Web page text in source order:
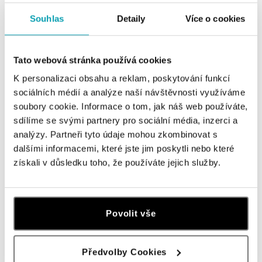
Souhlas Detaily Více o cookies
Tato webová stránka používá cookies
K personalizaci obsahu a reklam, poskytování funkcí
sociálních médií a analýze naší návštěvnosti využíváme
soubory cookie. Informace o tom, jak náš web používáte,
sdílíme se svými partnery pro sociální média, inzerci a
analýzy. Partneři tyto údaje mohou zkombinovat s
dalšími informacemi, které jste jim poskytli nebo které
získali v důsledku toho, že používáte jejich služby.
Povolit vše
Předvolby Cookies
ALOve OC Nový Smíchov, Praha 5
dnes otevřeno od 09:00
ALOve OC Olympia, Brno
U Dálnice 777, 664 42 Brno
tel.: +420604389337
dnes otevřeno od 10:00
ALOve Westfield Černý most, Praha 9
tel.: +420735703904
dnes otevřeno od 09:00
ALOve Westfield, Praha 4 - Chodov
Roztylská 2321/19, 148 00 Praha 4 - Chodov
tel.: +420730524389